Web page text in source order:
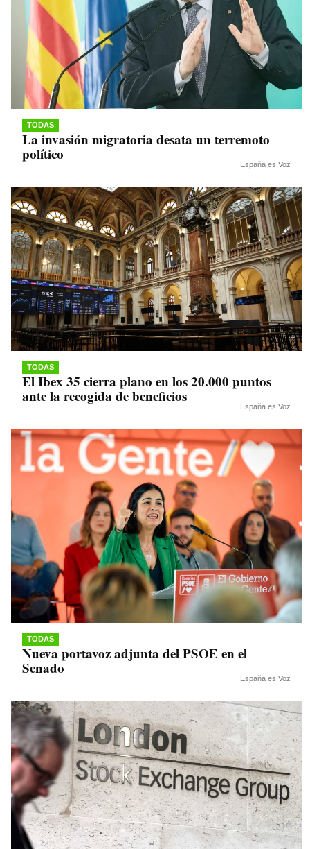
TODAS
La invasión migratoria desata un terremoto
político
España es Voz
TODAS
El Ibex 35 cierra plano en los 20.000 puntos
ante la recogida de beneficios
España es Voz
TODAS
Nueva portavoz adjunta del PSOE en el
Senado
España es Voz